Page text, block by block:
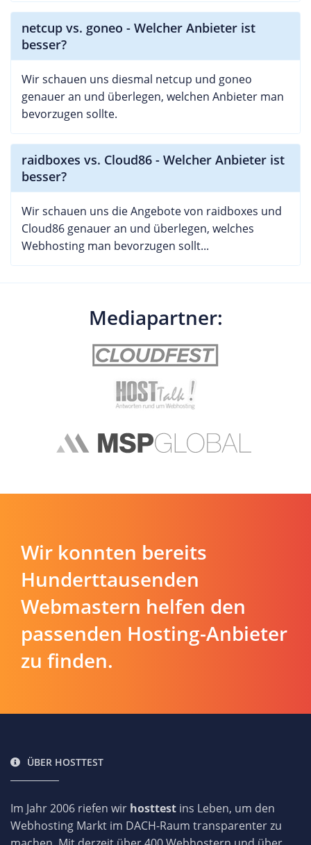
netcup vs. goneo - Welcher Anbieter ist
besser?
Wir schauen uns diesmal netcup und goneo
genauer an und überlegen, welchen Anbieter man
bevorzugen sollte.
raidboxes vs. Cloud86 - Welcher Anbieter ist
besser?
Wir schauen uns die Angebote von raidboxes und
Cloud86 genauer an und überlegen, welches
Webhosting man bevorzugen sollt...
Mediapartner:
Wir konnten bereits
Hunderttausenden
Webmastern helfen den
passenden Hosting-Anbieter
zu finden.
ÜBER HOSTTEST
Im Jahr 2006 riefen wir hosttest ins Leben, um den
Webhosting Markt im DACH-Raum transparenter zu